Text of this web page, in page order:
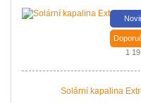
1
Solární kapalina